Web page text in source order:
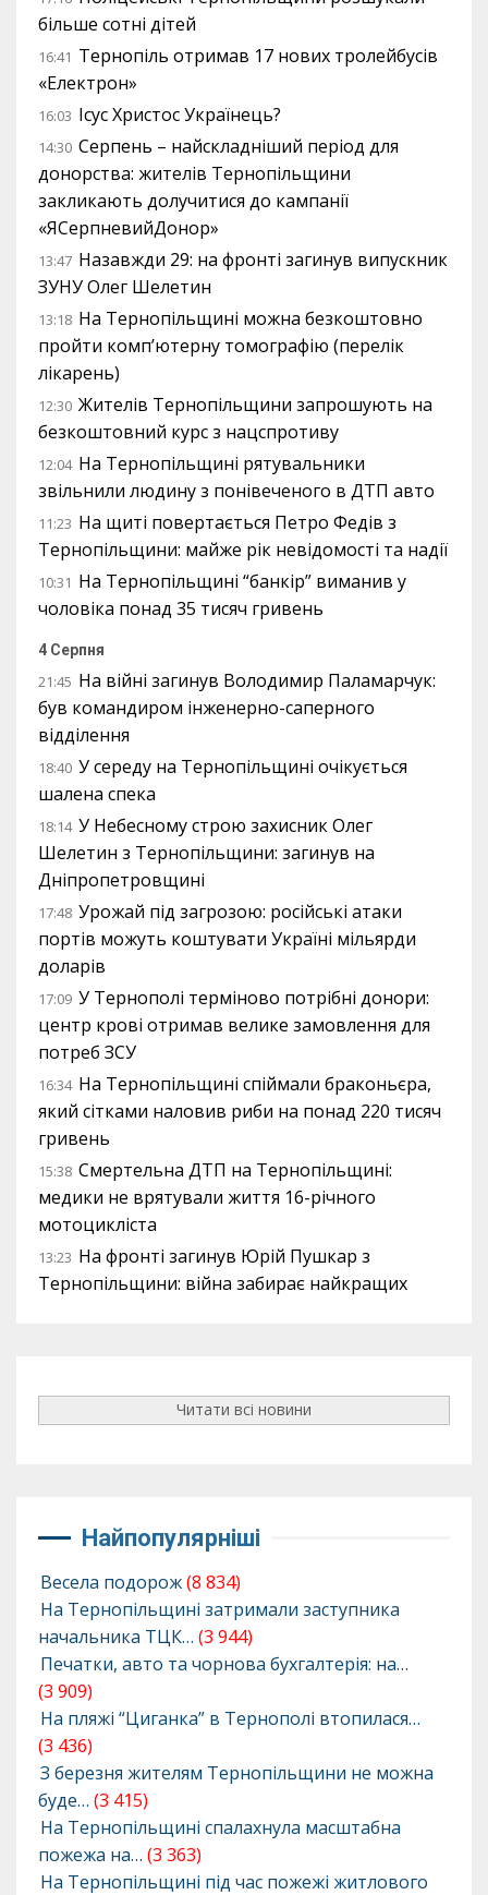
більше сотні дітей
16:41 Тернопіль отримав 17 нових тролейбусів
«Електрон»
16:03 Ісус Христос Українець?
14:30 Серпень – найскладніший період для
донорства: жителів Тернопільщини
закликають долучитися до кампанії
«ЯСерпневийДонор»
13:47 Назавжди 29: на фронті загинув випускник
ЗУНУ Олег Шелетин
13:18 На Тернопільщині можна безкоштовно
пройти комп’ютерну томографію (перелік
лікарень)
12:30 Жителів Тернопільщини запрошують на
безкоштовний курс з нацспротиву
12:04 На Тернопільщині рятувальники
звільнили людину з понівеченого в ДТП авто
11:23 На щиті повертається Петро Федів з
Тернопільщини: майже рік невідомості та надії
10:31 На Тернопільщині “банкір” виманив у
чоловіка понад 35 тисяч гривень
4 Серпня
21:45 На війні загинув Володимир Паламарчук:
був командиром інженерно-саперного
відділення
18:40 У середу на Тернопільщині очікується
шалена спека
18:14 У Небесному строю захисник Олег
Шелетин з Тернопільщини: загинув на
Дніпропетровщині
17:48 Урожай під загрозою: російські атаки
портів можуть коштувати Україні мільярди
доларів
17:09 У Тернополі терміново потрібні донори:
центр крові отримав велике замовлення для
потреб ЗСУ
16:34 На Тернопільщині спіймали браконьєра,
який сітками наловив риби на понад 220 тисяч
гривень
15:38 Смертельна ДТП на Тернопільщині:
медики не врятували життя 16-річного
мотоцикліста
13:23 На фронті загинув Юрій Пушкар з
Тернопільщини: війна забирає найкращих
Читати всі новини
Найпопулярніші
Весела подорож(8 834)
На Тернопільщині затримали заступника
начальника ТЦК… (3 944)
Печатки, авто та чорнова бухгалтерія: на…
(3 909)
На пляжі “Циганка” в Тернополі втопилася…
(3 436)
З березня жителям Тернопільщини не можна
буде… (3 415)
На Тернопільщині спалахнула масштабна
пожежа на… (3 363)
На Тернопільщині під час пожежі житлового